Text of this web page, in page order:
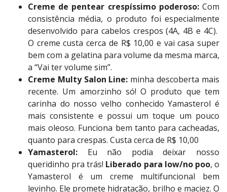
Creme de pentear crespíssimo poderoso:Com
consistência média, o produto foi especialmente
desenvolvido para cabelos crespos (4A, 4B e 4C).
O creme custa cerca de R$ 10,00 e vai casa super
bem com a gelatina para volume da mesma marca,
a “Vai ter volume sim”.
Creme Multy Salon Line: minha descoberta mais
recente. Um amorzinho só! O produto que tem
carinha do nosso velho conhecido Yamasterol é
mais consistente e possui um toque um pouco
mais oleoso. Funciona bem tanto para cacheadas,
quanto para crespas. Custa cerca de R$ 10,00
Yamasterol: Eu não podia deixar nosso
queridinho pra trás! Liberado para low/no poo, o
Yamasterol é um creme multifuncional bem
levinho. Ele promete hidratação, brilho e maciez. O